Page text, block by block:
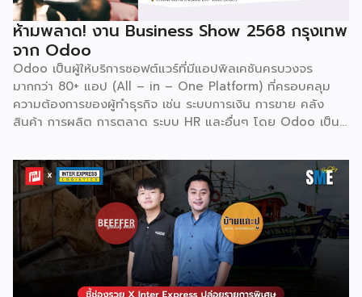
ห้ามพลาด! งาน Business Show 2568 กรุงเทพ
จาก Odoo
Odoo เป็นผู้ให้บริการซอฟต์แวร์ที่มีแอปพิลเคชันครบวงจร
มากกว่า 80+ แอป (All – in – One Platform) ที่ครอบคลุม
ความต้องการของผู้ทำธุรกิจ เช่น ระบบการเงิน การขาย คลัง
สินค้า การผลิต การตลาด ระบบ HR และอื่นๆ โดย Odoo เป็นผู้
เบลเยี่ยมให้บริการใน 19 แห่งทั่วโลก รวมถึงสหรัฐอเมริกา ฮ่องกง
อินโดนีเซีย และดูไบ ปัจจุบัน Odoo ให้บริการผู้ใช้งานในไทย
มากกว่า 4 แสนราย และมีผู้ใช้งานมากกว่า 6 ล้านคนทั่วเอเชีย ปีนี้
Odoo กลับมาจัดงาน Business Roadshow 2568 ภายใต้
Concept พลิกธุรกิจให้กำไร ต่อยอดธุรกิจของคุณด้วย
ซอฟต์แวร์ ERP ที่มาปลดล็อกทุกธุรกิจในประเทศไทยผ่านการนำ
เทคโนโลยีใหม่สุดล้ำ ยกระดับองค์กรของคุณไปสู่ระบบดิจิทัล
พร้อมกับโอกาสที่จะได้เข้ามาเป็นพาร์ทเนอร์ระดับมืออาชีพร่วมกับ